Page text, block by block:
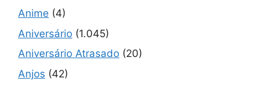
Anime (4)
Aniversário (1.045)
Aniversário Atrasado (20)
Anjos (42)